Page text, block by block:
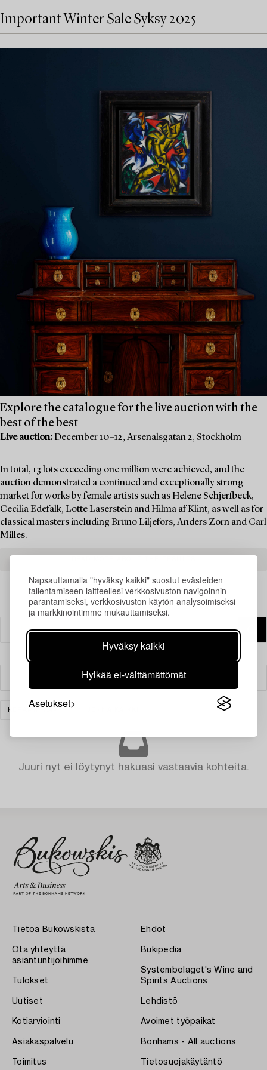
Napsauttamalla "hyväksy kaikki" suostut evästeiden
tallentamiseen laitteellesi verkkosivuston navigoinnin
parantamiseksi, verkkosivuston käytön analysoimiseksi
ja markkinointimme mukauttamiseksi.
Hyväksy kaikki
Hylkää ei-välttämättömät
Asetukset
Important Winter Sale Syksy 2025
Explore the catalogue for the live auction with the
best of the best
Live auction: December 10–12, Arsenalsgatan 2, Stockholm
In total, 13 lots exceeding one million were achieved, and the
auction demonstrated a continued and exceptionally strong
market for works by female artists such as Helene Schjerfbeck,
Cecilia Edefalk, Lotte Laserstein and Hilma af Klint, as well as for
classical masters including Bruno Liljefors, Anders Zorn and Carl
Milles.
Suodatin
KERAMIIKKA
Juuri nyt ei löytynyt hakuasi vastaavia kohteita.
Tietoa Bukowskista
Ota yhteyttä
asiantuntijoihimme
Tulokset
Uutiset
Kotiarviointi
Asiakaspalvelu
Toimitus
Ehdot
Bukipedia
Systembolaget's Wine and
Spirits Auctions
Lehdistö
Avoimet työpaikat
Bonhams - All auctions
Tietosuojakäytäntö